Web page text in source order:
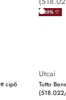
cipő
-20% ♡
Utcai
Tutto